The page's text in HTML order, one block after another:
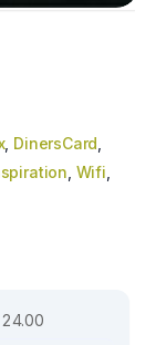
, DinersCard
Wifi